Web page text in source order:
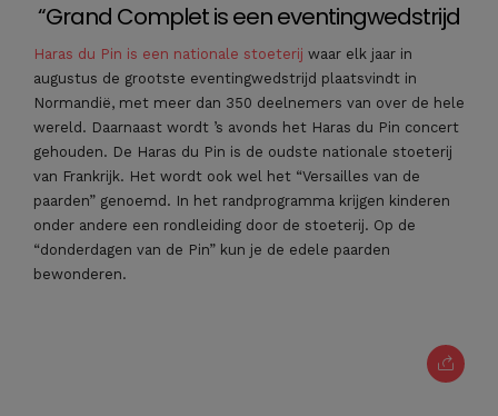
“Grand Complet is een eventingwedstrijd
Haras du Pin is een nationale stoeterij waar elk jaar in
augustus de grootste eventingwedstrijd plaatsvindt in
Normandië, met meer dan 350 deelnemers van over de hele
wereld. Daarnaast wordt ’s avonds het Haras du Pin concert
gehouden. De Haras du Pin is de oudste nationale stoeterij
van Frankrijk. Het wordt ook wel het “Versailles van de
paarden” genoemd. In het randprogramma krijgen kinderen
onder andere een rondleiding door de stoeterij. Op de
“donderdagen van de Pin” kun je de edele paarden
bewonderen.